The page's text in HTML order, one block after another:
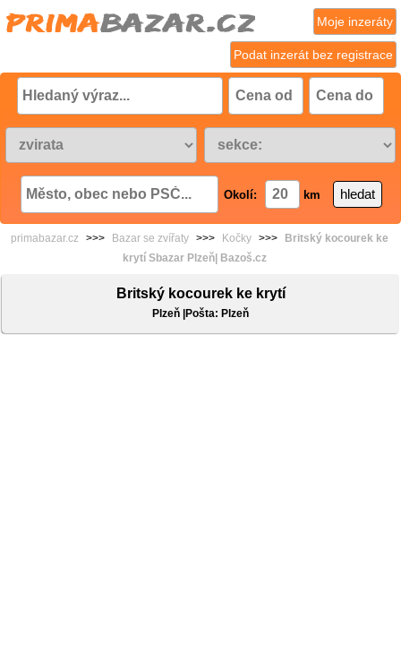
Podat inzerát bez registrace
Moje inzeráty
Okolí: km
primabazar.cz >>> Bazar se zvířaty >>> Kočky >>>
Britský kocourek ke
krytí Sbazar Plzeň| Bazoš.cz
Britský kocourek ke krytí
Plzeň |Pošta: Plzeň